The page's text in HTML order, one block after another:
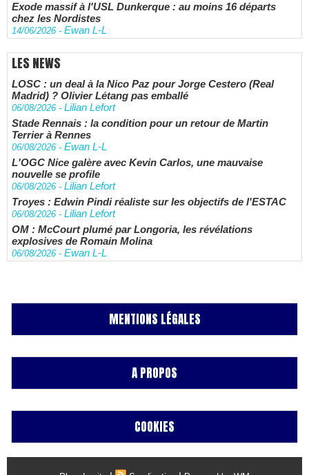
Exode massif à l'USL Dunkerque : au moins 16 départs
chez les Nordistes
14/06/2026 - Ewan L-L
LES NEWS
LOSC : un deal à la Nico Paz pour Jorge Cestero (Real
Madrid) ? Olivier Létang pas emballé
06/08/2026 - Lilian Lefort
Stade Rennais : la condition pour un retour de Martin
Terrier à Rennes
06/08/2026 - Ewan L-L
L'OGC Nice galère avec Kevin Carlos, une mauvaise
nouvelle se profile
06/08/2026 - Lilian Lefort
Troyes : Edwin Pindi réaliste sur les objectifs de l'ESTAC
06/08/2026 - Lilian Lefort
OM : McCourt plumé par Longoria, les révélations
explosives de Romain Molina
06/08/2026 - Ewan L-L
MENTIONS LÉGALES
A PROPOS
COOKIES